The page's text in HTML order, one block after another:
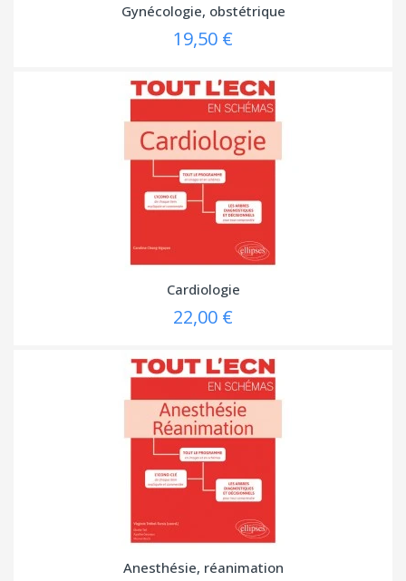
Gynécologie, obstétrique
19,50 €
Cardiologie
22,00 €
Anesthésie, réanimation